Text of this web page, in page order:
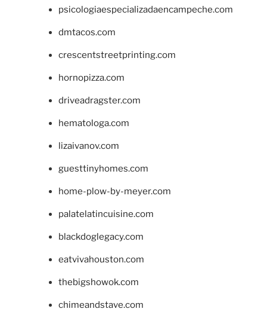
psicologiaespecializadaencampeche.com
dmtacos.com
crescentstreetprinting.com
hornopizza.com
driveadragster.com
hematologa.com
lizaivanov.com
guesttinyhomes.com
home-plow-by-meyer.com
palatelatincuisine.com
blackdoglegacy.com
eatvivahouston.com
thebigshowok.com
chimeandstave.com